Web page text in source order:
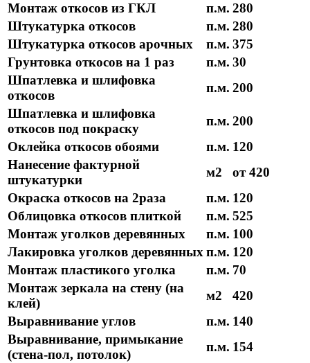
Монтаж откосов из ГКЛ
п.м. 280
Штукатурка откосов
п.м. 280
Штукатурка откосов арочных
п.м. 375
Грунтовка откосов на 1 раз
п.м. 30
Шпатлевка и шлифовка
откосов
п.м. 200
Шпатлевка и шлифовка
откосов под покраску
п.м. 200
Оклейка откосов обоями
п.м. 120
Нанесение фактурной
штукатурки
м2
от 420
Окраска откосов на 2раза
п.м. 120
Облицовка откосов плиткой
п.м. 525
Монтаж уголков деревянных
п.м. 100
Лакировка уголков деревянных п.м. 120
Монтаж пластикого уголка
п.м. 70
Монтаж зеркала на стену (на
клей)
м2
420
Выравнивание углов
п.м. 140
Выравнивание, примыкание
(стена-пол, потолок)
п.м. 154